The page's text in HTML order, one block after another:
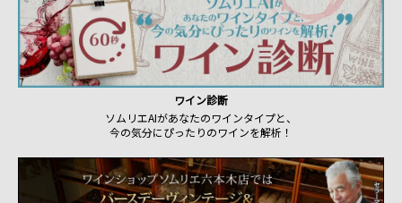
ワイン診断
ソムリエAIがあなたのワインタイプと、
今の気分にぴったりのワインを解析！